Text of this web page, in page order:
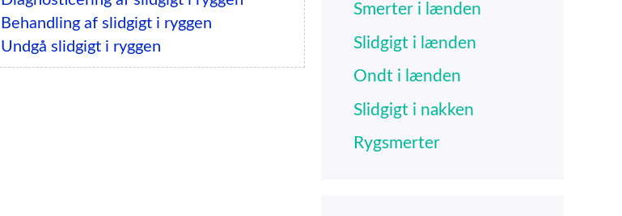
Behandling af slidgigt i ryggen
Undgå slidgigt i ryggen
Smerter i lænden
Slidgigt i lænden
Ondt i lænden
Slidgigt i nakken
Rygsmerter